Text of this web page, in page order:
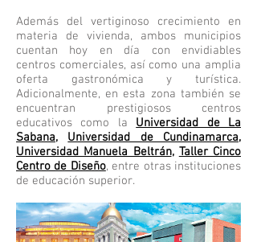
Además del vertiginoso crecimiento en
materia de vivienda, ambos municipios
cuentan hoy en día con envidiables
centros comerciales, así como una amplia
oferta gastronómica y turística.
Adicionalmente, en esta zona también se
encuentran prestigiosos centros
educativos como la Universidad de La
Sabana, Universidad de Cundinamarca,
Universidad Manuela Beltrán, Taller Cinco
Centro de Diseño, entre otras instituciones
de educación superior.